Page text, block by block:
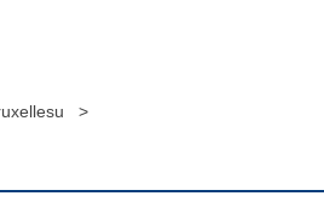
>